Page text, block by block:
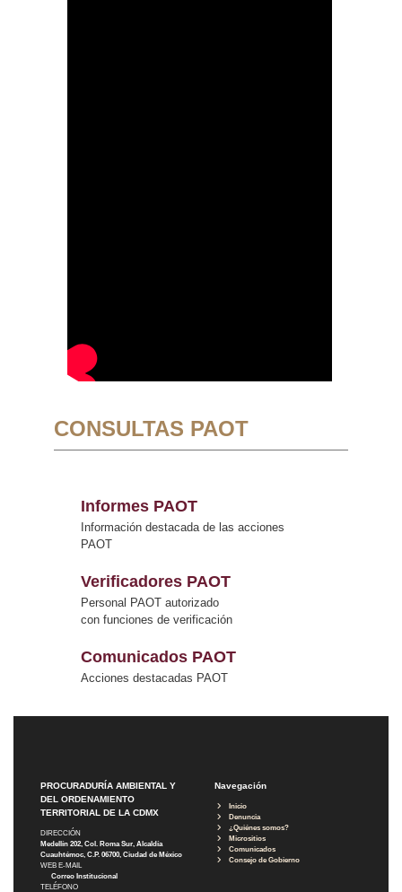
CONSULTAS PAOT
Informes PAOT
Información destacada de las acciones
PAOT
Verificadores PAOT
Personal PAOT autorizado
con funciones de verificación
Comunicados PAOT
Acciones destacadas PAOT
PROCURADURÍA AMBIENTAL Y
DEL ORDENAMIENTO
TERRITORIAL DE LA CDMX
DIRECCIÓN
Medellín 202, Col. Roma Sur, Alcaldía
Cuauhtémoc, C.P. 06700, Ciudad de México
WEB E-MAIL
Correo Institucional
TELÉFONO
Navegación
Inicio
Denuncia
¿Quiénes somos?
Micrositios
Comunicados
Consejo de Gobierno